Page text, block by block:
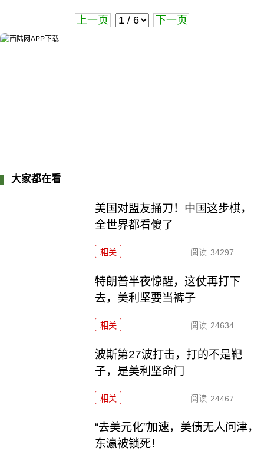
上一页 下一页
大家都在看
美国对盟友捅刀！中国这步棋，
全世界都看傻了
相关 阅读 34297
特朗普半夜惊醒，这仗再打下
去，美利坚要当裤子
相关 阅读 24634
波斯第27波打击，打的不是靶
子，是美利坚命门
相关 阅读 24467
“去美元化”加速，美债无人问津，
东瀛被锁死！